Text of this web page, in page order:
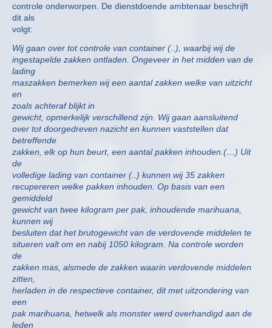
controle onderworpen. De dienstdoende ambtenaar beschrijft
dit als
volgt:
Wij gaan over tot controle van container (..), waarbij wij de
ingestapelde zakken ontladen. Ongeveer in het midden van de
lading
maszakken bemerken wij een aantal zakken welke van uitzicht
en
zoals achteraf blijkt in
gewicht, opmerkelijk verschillend zijn. Wij gaan aansluitend
over tot doorgedreven nazicht en kunnen vaststellen dat
betreffende
zakken, elk op hun beurt, een aantal pakken inhouden.(…) Uit
de
volledige lading van container (..) kunnen wij 35 zakken
recupereren welke pakken inhouden. Op basis van een
gemiddeld
gewicht van twee kilogram per pak, inhoudende marihuana,
kunnen wij
besluiten dat het brutogewicht van de verdovende middelen te
situeren valt om en nabij 1050 kilogram. Na controle worden
de
zakken mas, alsmede de zakken waarin verdovende middelen
zitten,
herladen in de respectieve container, dit met uitzondering van
een
pak marihuana, hetwelk als monster werd overhandigd aan de
leden